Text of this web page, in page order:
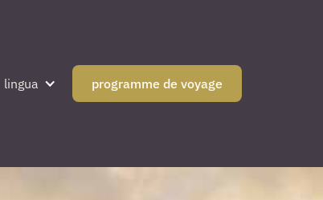
lingua programme de voyage